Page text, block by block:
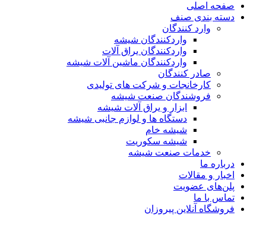
صفحه اصلی
دسته بندی صنف
وارد کنندگان
واردکنندگان شیشه
واردکنندگان یراق آلات
واردکنندگان ماشین آلات شیشه
صادر کنندگان
کارخانجات و شرکت های تولیدی
فروشندگان صنعت شیشه
ابزار و یراق آلات شیشه
دستگاه ها و لوازم جانبی شیشه
شیشه خام
شیشه سکوریت
خدمات صنعت شیشه
درباره ما
اخبار و مقالات
پلن‌های عضویت
تماس با ما
فروشگاه آنلاین پیروزان